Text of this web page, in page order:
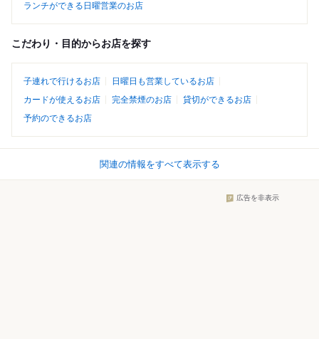
ランチができる日曜営業のお店
こだわり・目的からお店を探す
子連れで行けるお店
日曜日も営業しているお店
カードが使えるお店
完全禁煙のお店
貸切ができるお店
予約のできるお店
関連の情報をすべて表示する
広告を非表示